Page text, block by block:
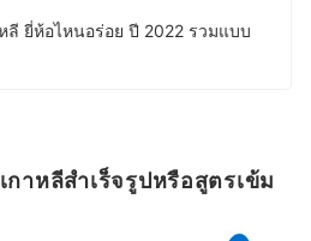
ลี ยี่ห้อไหนอร่อย ปี 2022 รวมแบบ
าหลีสำเร็จรูปหรือสูตรเข้ม